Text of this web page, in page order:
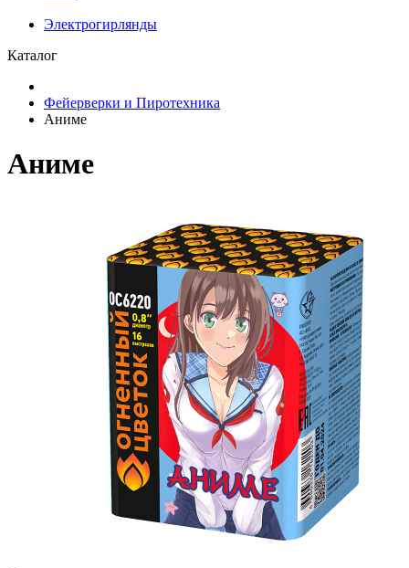
Электрогирлянды
Каталог
Фейерверки и Пиротехника
Аниме
Аниме